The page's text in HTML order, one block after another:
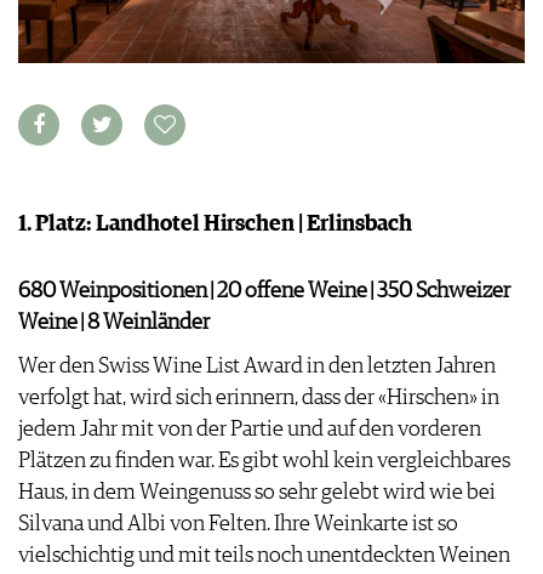
ABO
AUSGABE
VORTEILSWELT
BÜCHER
WEINSZENE
PORTRAITS
ARCHIV
ANMELDEN
GEWINNSPIELE
ABO
NEWSLETTER
WINE TRADE CLUB
WERBUNG
1. Platz: Landhotel Hirschen | Erlinsbach
680 Weinpositionen | 20 offene Weine | 350 Schweizer
Weine | 8 Weinländer
Wer den Swiss Wine List Award in den letzten Jahren
verfolgt hat, wird sich erinnern, dass der «Hirschen» in
jedem Jahr mit von der Partie und auf den vorderen
Plätzen zu finden war. Es gibt wohl kein vergleichbares
Haus, in dem Weingenuss so sehr gelebt wird wie bei
Silvana und Albi von Felten. Ihre Weinkarte ist so
vielschichtig und mit teils noch unentdeckten Weinen